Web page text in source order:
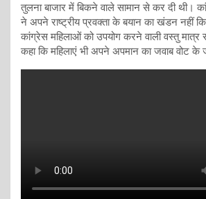
तुलना बाजार में बिकने वाले सामान से कर दी थी।
ने अपने राष्ट्रीय प्रवक्ता के बयान का खंडन नहीं
कांग्रेस महिलाओं को उपयोग करने वाली वस्तु
कहा कि महिलाएं भी अपने अपमान का जवाब वोट के